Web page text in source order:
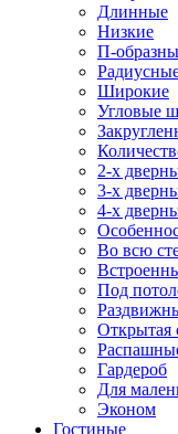
Длинные
Низкие
П-
Широкие
Угловые
2-х
3-х
4-х
Во всю
Под
Открытая
Гардероб
Для
Эконом
Гостиные